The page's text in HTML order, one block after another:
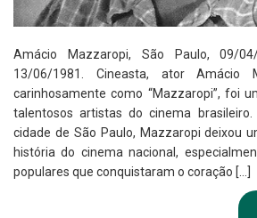
Amácio Mazzaropi, São Paulo, 09/
13/06/1981. Cineasta, ator Amácio
carinhosamente como “Mazzaropi”, foi
talentosos artistas do cinema
cidade de São Paulo, Mazzaropi deixou
história do cinema nacional,
populares que conquistaram o coração […]